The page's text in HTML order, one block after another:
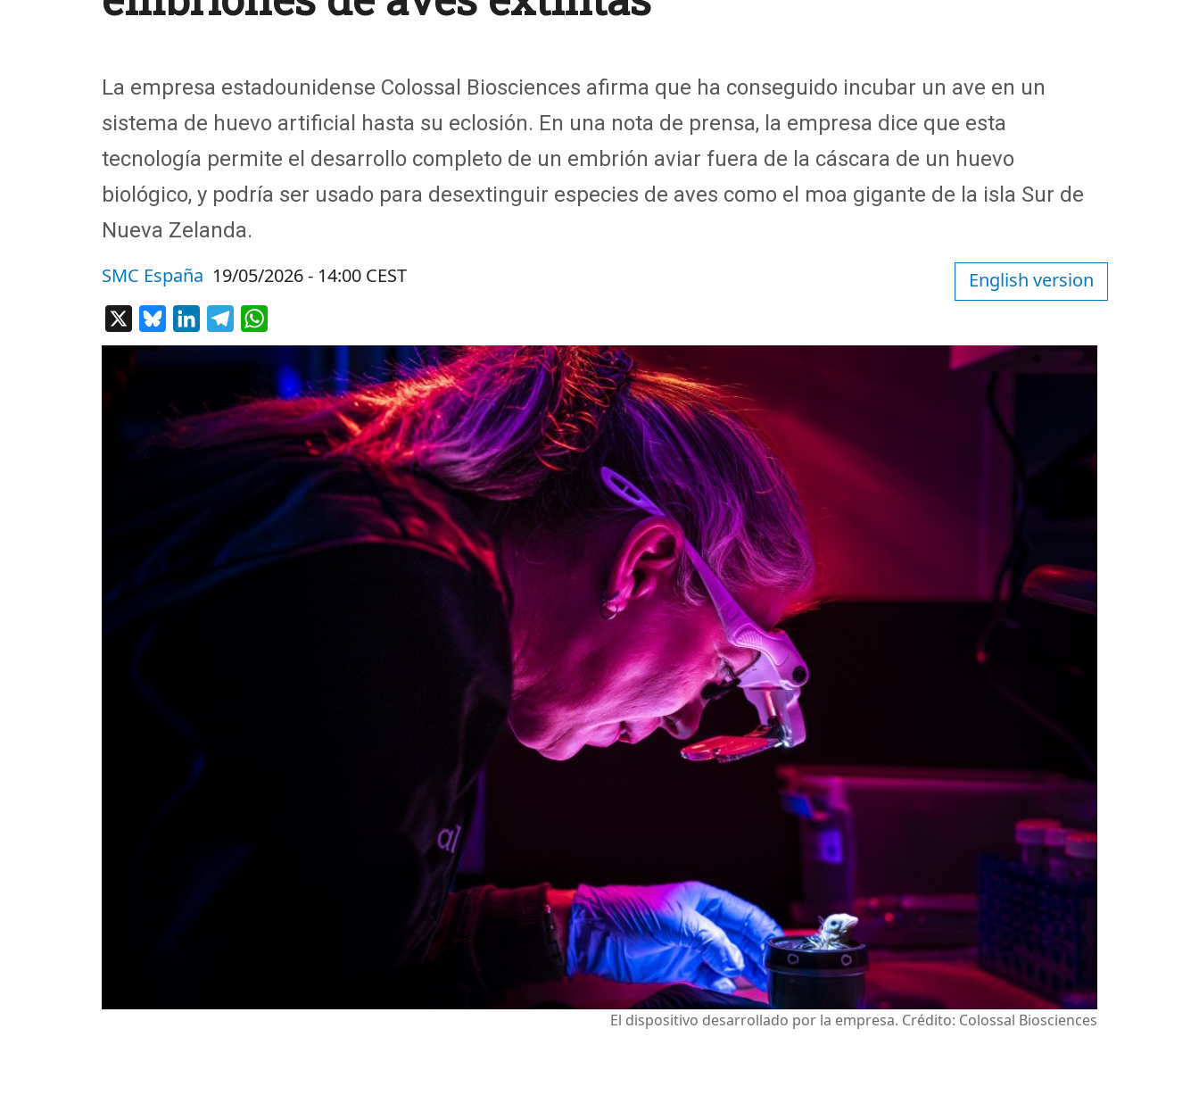
La empresa estadounidense Colossal Biosciences afirma que ha conseguido incubar un ave en un
sistema de huevo artificial hasta su eclosión. En una nota de prensa, la empresa dice que esta
tecnología permite el desarrollo completo de un embrión aviar fuera de la cáscara de un huevo
biológico, y podría ser usado para desextinguir especies de aves como el moa gigante de la isla Sur de
Nueva Zelanda.
SMC España 19/05/2026 - 14:00 CEST
BlueskyLinkedInTelegram
English version
El dispositivo desarrollado por la empresa. Crédito: Colossal Biosciences